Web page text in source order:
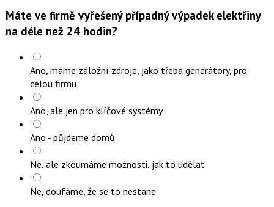
Máte ve firmě vyřešený případný výpadek elektřiny
na déle než 24 hodin?
Ano, máme záložní zdroje, jako třeba generátory, pro
celou firmu
Ano, ale jen pro klíčové systémy
Ano - půjdeme domů
Ne, ale zkoumáme možnosti, jak to udělat
Ne, doufáme, že se to nestane